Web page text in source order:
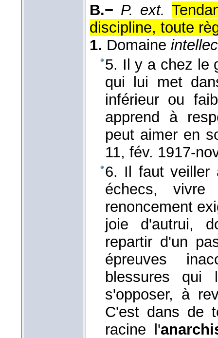
B.− P. ext.
discipline, toute
1. Domaine
5. Il y a chez le
qui lui met
inférieur ou
apprend à
peut aimer en
11, fév. 1917-
6. Il faut veiller
échecs, vivre
renoncement
joie d'autrui,
repartir d'un
épreuves
blessures qui
s'opposer, à
C'est dans de
racine l'